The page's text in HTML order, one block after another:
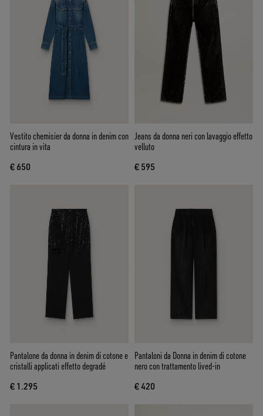
Vestito chemisier da donna in denim con
cintura in vita
€ 650
Jeans da donna neri con lavaggio effetto
velluto
€ 595
Pantalone da donna in denim di cotone e
cristalli applicati effetto degradé
€ 1.295
Pantaloni da Donna in denim di cotone
nero con trattamento lived-in
€ 420